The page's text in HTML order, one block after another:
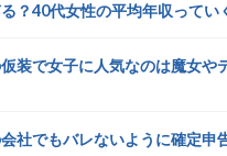
？40代女性の平均年収ってい
装で女子に人気なのは魔女や
社でもバレないように確定申